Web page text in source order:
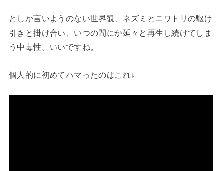
としか言いようのない世界観、ネズミとニワトリの駆け
引きと掛け合い、いつの間にか延々と再生し続けてしま
う中毒性。いいですね。
個人的に初めてハマったのはこれ↓